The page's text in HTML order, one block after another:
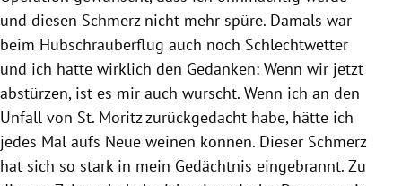
und diesen Schmerz nicht mehr spüre. Damals war
beim Hubschrauberflug auch noch Schlechtwetter
und ich hatte wirklich den Gedanken: Wenn wir jetzt
abstürzen, ist es mir auch wurscht. Wenn ich an den
Unfall von St. Moritz zurückgedacht habe, hätte ich
jedes Mal aufs Neue weinen können. Dieser Schmerz
hat sich so stark in mein Gedächtnis eingebrannt. Zu